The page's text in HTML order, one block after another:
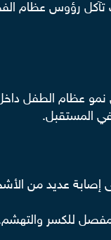
تآكل رؤوس عظام
نمو عظام الطفل
المستقبل.
إصابة عديد من
للكسر